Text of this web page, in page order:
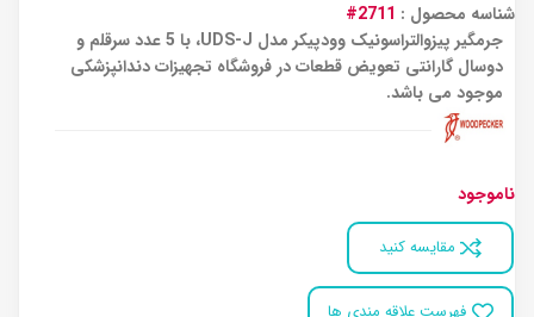
شناسه محصول : 2711#
جرمگیر پیزوالتراسونیک وودپیکر مدل UDS-J، با 5 عدد سرقلم و
دوسال گارانتی تعویض قطعات در فروشگاه تجهیزات دندانپزشکی
موجود می باشد.
ناموجود
مقایسه کنید
فهرست علاقه مندی ها